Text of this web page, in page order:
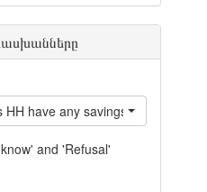
HH have any savings?
and 'Refusal'